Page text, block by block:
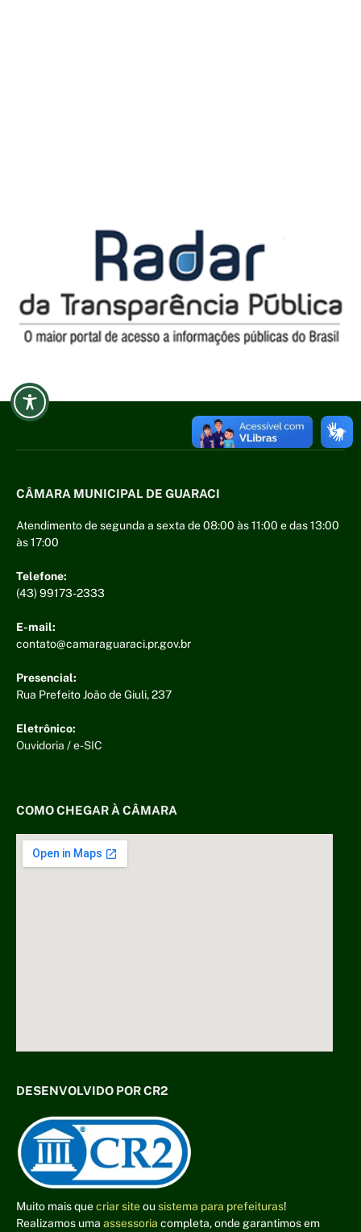
CÂMARA MUNICIPAL DE GUARACI
Atendimento de segunda a sexta de 08:00 às 11:00 e das 13:00
às 17:00
Telefone:
(43) 99173-2333
E-mail:
contato@camaraguaraci.pr.gov.br
Presencial:
Rua Prefeito João de Giuli, 237
Eletrônico:
Ouvidoria /e-SIC
COMO CHEGAR À CÂMARA
DESENVOLVIDO POR CR2
Muito mais quecriar siteou sistema para prefeituras!
Realizamos uma assessoria completa, onde garantimos em